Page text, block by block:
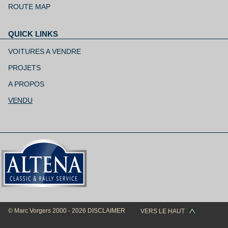
ROUTE MAP
QUICK LINKS
au
VOITURES A VENDRE
PROJETS
A PROPOS
VENDU
© Marc Vorgers 2000 - 2026 DISCLAIMER VERS LE HAUT